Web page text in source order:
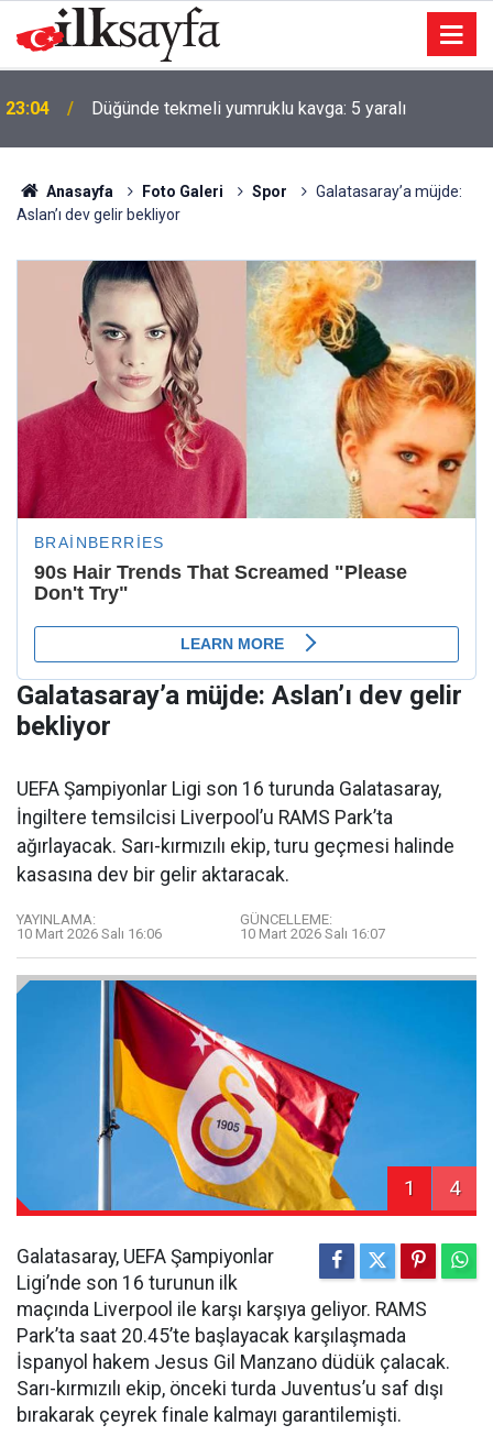
23:04 Düğünde tekmeli yumruklu kavga: 5 yaralı
Anasayfa Foto Galeri Spor
Galatasaray’a müjde:
Aslan’ı dev gelir bekliyor
Galatasaray’a müjde: Aslan’ı dev gelir
bekliyor
UEFA Şampiyonlar Ligi son 16 turunda Galatasaray,
İngiltere temsilcisi Liverpool’u RAMS Park’ta
ağırlayacak. Sarı-kırmızılı ekip, turu geçmesi halinde
kasasına dev bir gelir aktaracak.
YAYINLAMA:
10 Mart 2026 Salı 16:06
GÜNCELLEME:
10 Mart 2026 Salı 16:07
1 4
Galatasaray, UEFA Şampiyonlar
Ligi’nde son 16 turunun ilk
maçında Liverpool ile karşı karşıya geliyor. RAMS
Park’ta saat 20.45’te başlayacak karşılaşmada
İspanyol hakem Jesus Gil Manzano düdük çalacak.
Sarı-kırmızılı ekip, önceki turda Juventus’u saf dışı
bırakarak çeyrek finale kalmayı garantilemişti.